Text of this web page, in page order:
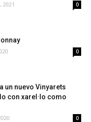
2021 0
0
un nuevo Vinyarets
con xarel·lo como
0